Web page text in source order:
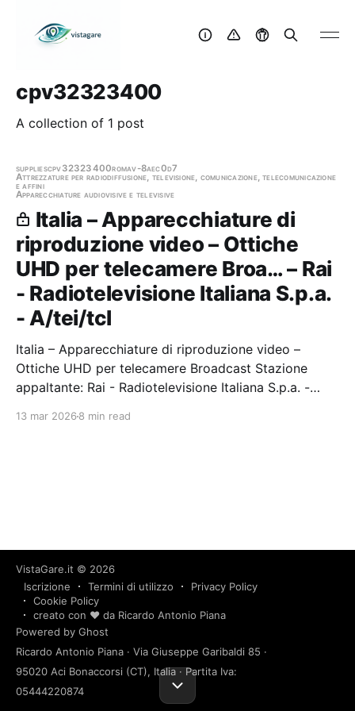
cpv32323400
A collection of 1 post
suppliescpv32323400romav-8aec0d7
Attrezzature per radiodiffusione, televisione, comunicazione, telecomunicazione
e affini
Apparecchiature audiovisive e televisive
Italia – Apparecchiature di
riproduzione video – Ottiche
UHD per telecamere Broa… – Rai
- Radiotelevisione Italiana S.p.a.
- A/tei/tcl
Italia – Apparecchiature di riproduzione video –
Ottiche UHD per telecamere Broadcast Stazione
appaltante: Rai - Radiotelevisione Italiana S.p.a. -
13 mar 2026 8 min read
VistaGare.it © 2026
Iscrizione
Termini di utilizzo
Privacy Policy
Cookie Policy
creato con ❤️ da Ricardo Antonio Piana
Powered by Ghost
Ricardo Antonio Piana · Via Giuseppe Garibaldi 85 ·
95020 Aci Bonaccorsi (CT), Italia · Partita Iva:
05444220874